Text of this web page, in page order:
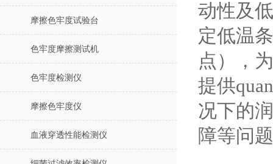
摩擦色牢度试验台
色牢度摩擦测试机
色牢度检测仪
摩擦色牢度仪
血液穿透性能检测仪
动性及
定低温
点），
提供
况下的
障等问